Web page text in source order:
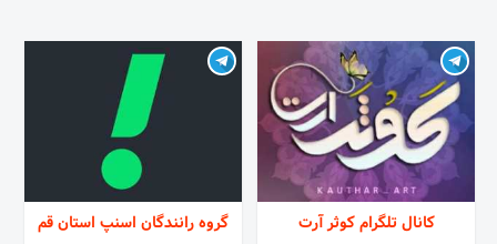
مبلغان با مخاطبان گوناگون چه به لحاظ
فكری و عقیدتی، چه به لحاظ سنی و
توانمندی های تجربی، و چه از نظر
صنفی یا طیف اجتماعی است.
کانال تلگرام کوثر آرت گروه رانندگان اسنپ استان قم